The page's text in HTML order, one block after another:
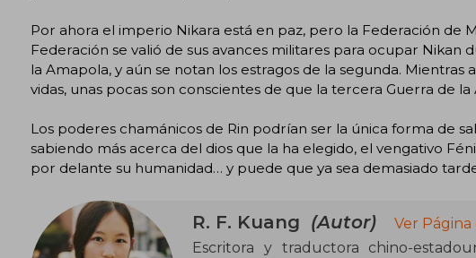
Por ahora el imperio Nikara está en paz, pero la Federación de
Federación se valió de sus avances militares para ocupar Nikan
la Amapola, y aún se notan los estragos de la segunda. Mientras
vidas, unas pocas son conscientes de que la tercera Guerra de
Los poderes chamánicos de Rin podrían ser la única forma de
sabiendo más acerca del dios que la ha elegido, el vengativo
por delante su humanidad… y puede que ya sea demasiado
R. F. Kuang (Autor)
Ver
Escritora y traductora chino-